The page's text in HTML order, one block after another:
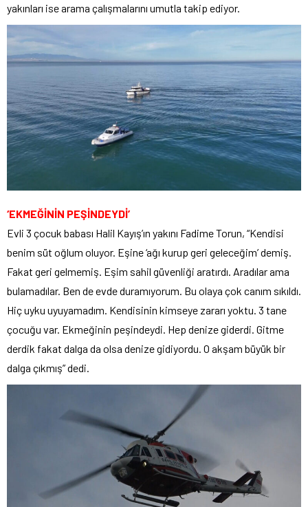
yakınları ise arama çalışmalarını umutla takip ediyor.
‘EKMEĞİNİN PEŞİNDEYDİ’
Evli 3 çocuk babası Halil Kayış’ın yakını Fadime Torun, “Kendisi
benim süt oğlum oluyor. Eşine ‘ağı kurup geri geleceğim’ demiş.
Fakat geri gelmemiş. Eşim sahil güvenliği aratırdı. Aradılar ama
bulamadılar. Ben de evde duramıyorum. Bu olaya çok canım sıkıldı.
Hiç uyku uyuyamadım. Kendisinin kimseye zararı yoktu. 3 tane
çocuğu var. Ekmeğinin peşindeydi. Hep denize giderdi. Gitme
derdik fakat dalga da olsa denize gidiyordu. O akşam büyük bir
dalga çıkmış” dedi.